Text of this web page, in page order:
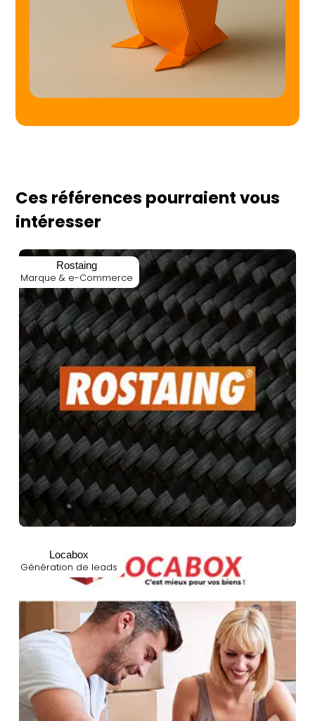
Ces références pourraient vous
intéresser
Rostaing
Marque & e-Commerce
Locabox
Génération de leads